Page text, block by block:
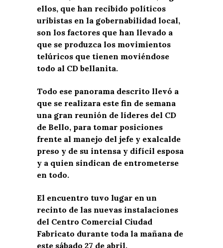
ellos, que han recibido políticos
uribistas en la gobernabilidad local,
son los factores que han llevado a
que se produzca los movimientos
telúricos que tienen moviéndose
todo al CD bellanita.
Todo ese panorama descrito llevó a
que se realizara este fin de semana
una gran reunión de líderes del CD
de Bello, para tomar posiciones
frente al manejo del jefe y exalcalde
preso y de su intensa y difícil esposa
y a quien sindican de entrometerse
en todo.
El encuentro tuvo lugar en un
recinto de las nuevas instalaciones
del Centro Comercial Ciudad
Fabricato durante toda la mañana de
este sábado 27 de abril.